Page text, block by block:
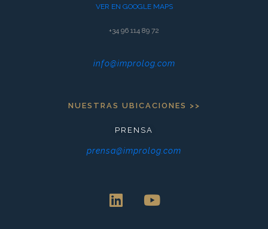
VER EN GOOGLE MAPS
+34 96 114 89 72
info@improlog.com
NUESTRAS UBICACIONES >>
PRENSA
prensa@improlog.com